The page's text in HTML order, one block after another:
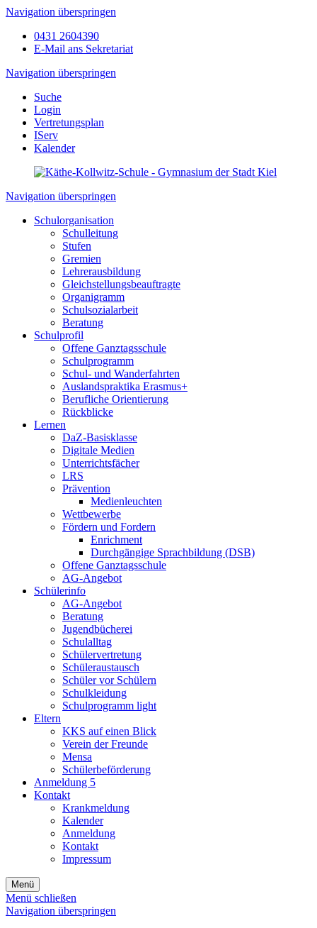
Navigation überspringen
0431 2604390
E-Mail ans Sekretariat
Navigation überspringen
Suche
Login
Vertretungsplan
IServ
Kalender
Navigation überspringen
Schulorganisation
Schulleitung
Stufen
Gremien
Lehrerausbildung
Gleichstellungsbeauftragte
Organigramm
Schulsozialarbeit
Beratung
Schulprofil
Offene Ganztagsschule
Schulprogramm
Schul- und Wanderfahrten
Auslandspraktika Erasmus+
Berufliche Orientierung
Rückblicke
Lernen
DaZ-Basisklasse
Digitale Medien
Unterrichtsfächer
LRS
Prävention
Medienleuchten
Wettbewerbe
Fördern und Fordern
Enrichment
Durchgängige Sprachbildung (DSB)
Offene Ganztagsschule
AG-Angebot
Schülerinfo
AG-Angebot
Beratung
Jugendbücherei
Schulalltag
Schülervertretung
Schüleraustausch
Schüler vor Schülern
Schulkleidung
Schulprogramm light
Eltern
KKS auf einen Blick
Verein der Freunde
Mensa
Schülerbeförderung
Anmeldung 5
Kontakt
Krankmeldung
Kalender
Anmeldung
Kontakt
Impressum
Menü
Menü schließen
Navigation überspringen